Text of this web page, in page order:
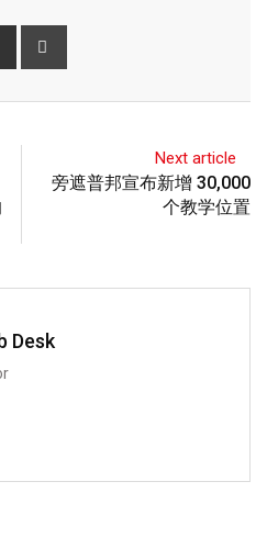
Next article
旁遮普邦宣布新增 30,000
个教学位置
Desk